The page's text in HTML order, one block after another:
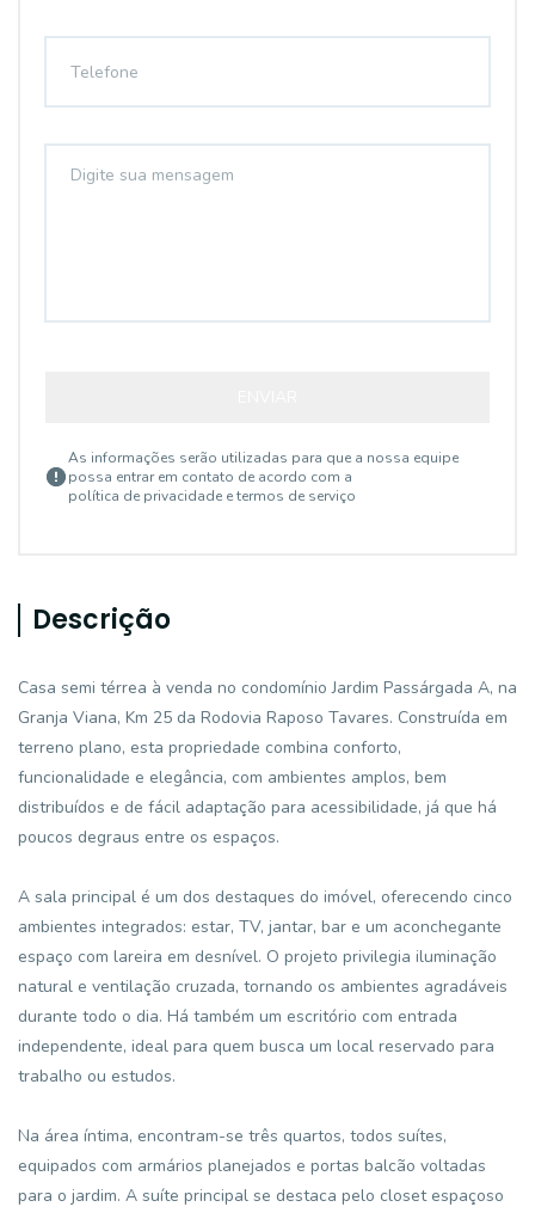
As informações serão utilizadas para que a nossa equipe
possa entrar em contato de acordo com a
política de privacidade e termos de serviço
Descrição
Casa semi térrea à venda no condomínio Jardim Passárgada A, na
Granja Viana, Km 25 da Rodovia Raposo Tavares. Construída em
terreno plano, esta propriedade combina conforto,
funcionalidade e elegância, com ambientes amplos, bem
distribuídos e de fácil adaptação para acessibilidade, já que há
poucos degraus entre os espaços.
A sala principal é um dos destaques do imóvel, oferecendo cinco
ambientes integrados: estar, TV, jantar, bar e um aconchegante
espaço com lareira em desnível. O projeto privilegia iluminação
natural e ventilação cruzada, tornando os ambientes agradáveis
durante todo o dia. Há também um escritório com entrada
independente, ideal para quem busca um local reservado para
trabalho ou estudos.
Na área íntima, encontram-se três quartos, todos suítes,
equipados com armários planejados e portas balcão voltadas
para o jardim. A suíte principal se destaca pelo closet espaçoso